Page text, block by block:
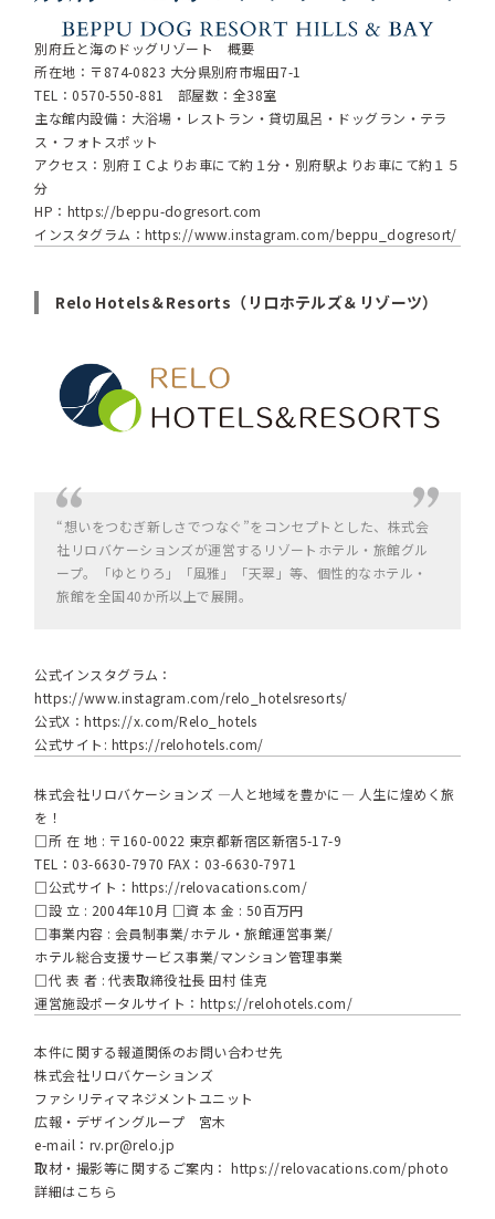
別府丘と海のドッグリゾート 概要
所在地：〒874-0823 大分県別府市堀田7-1
TEL：0570-550-881 部屋数：全38室
主な館内設備：大浴場・レストラン・貸切風呂・ドッグラン・テラ
ス・フォトスポット
アクセス：別府ＩＣよりお車にて約１分・別府駅よりお車にて約１５
分
HP： https://beppu-dogresort.com
インスタグラム： https://www.instagram.com/beppu_dogresort/
Relo Hotels＆Resorts（リロホテルズ＆リゾーツ）
“想いをつむぎ新しさでつなぐ”をコンセプトとした、株式会
社リロバケーションズが運営するリゾートホテル・旅館グル
ープ。「ゆとりろ」「風雅」「天翠」等、個性的なホテル・
旅館を全国40か所以上で展開。
公式インスタグラム：
https://www.instagram.com/relo_hotelsresorts/
公式X：https://x.com/Relo_hotels
公式サイト: https://relohotels.com/
株式会社リロバケーションズ ―人と地域を豊かに― 人生に煌めく旅
を！
□所 在 地 : 〒160-0022 東京都新宿区新宿5-17-9
TEL：03-6630-7970 FAX：03-6630-7971
□公式サイト： https://relovacations.com/
□設 立 : 2004年10月 □資 本 金 : 50百万円
□事業内容 : 会員制事業/ホテル・旅館運営事業/
ホテル総合支援サービス事業/マンション管理事業
□代 表 者 : 代表取締役社長 田村 佳克
運営施設ポータルサイト： https://relohotels.com/
本件に関する報道関係のお問い合わせ先
株式会社リロバケーションズ
ファシリティマネジメントユニット
広報・デザイングループ 宮木
e-mail： rv.pr@relo.jp
取材・撮影等に関するご案内：https://relovacations.com/photo
詳細はこちら